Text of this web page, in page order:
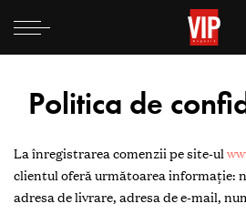
Politica de
La înregistrarea comenzii pe site-ul
clientul oferă următoarea informație:
adresa de livrare, adresa de e-mail,